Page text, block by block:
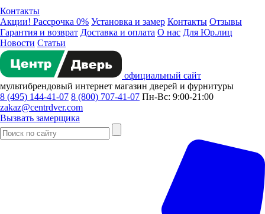
Контакты
Акции! Рассрочка 0% Установка и замер Контакты Отзывы
Гарантия и возврат Доставка и оплата О нас Для Юр.лиц
Новости Статьи
официальный сайт
мультибрендовый интернет магазин дверей и фурнитуры
8 (495) 144-41-07 8 (800) 707-41-07 Пн-Вс: 9:00-21:00
zakaz@centrdver.com
Вызвать замерщика